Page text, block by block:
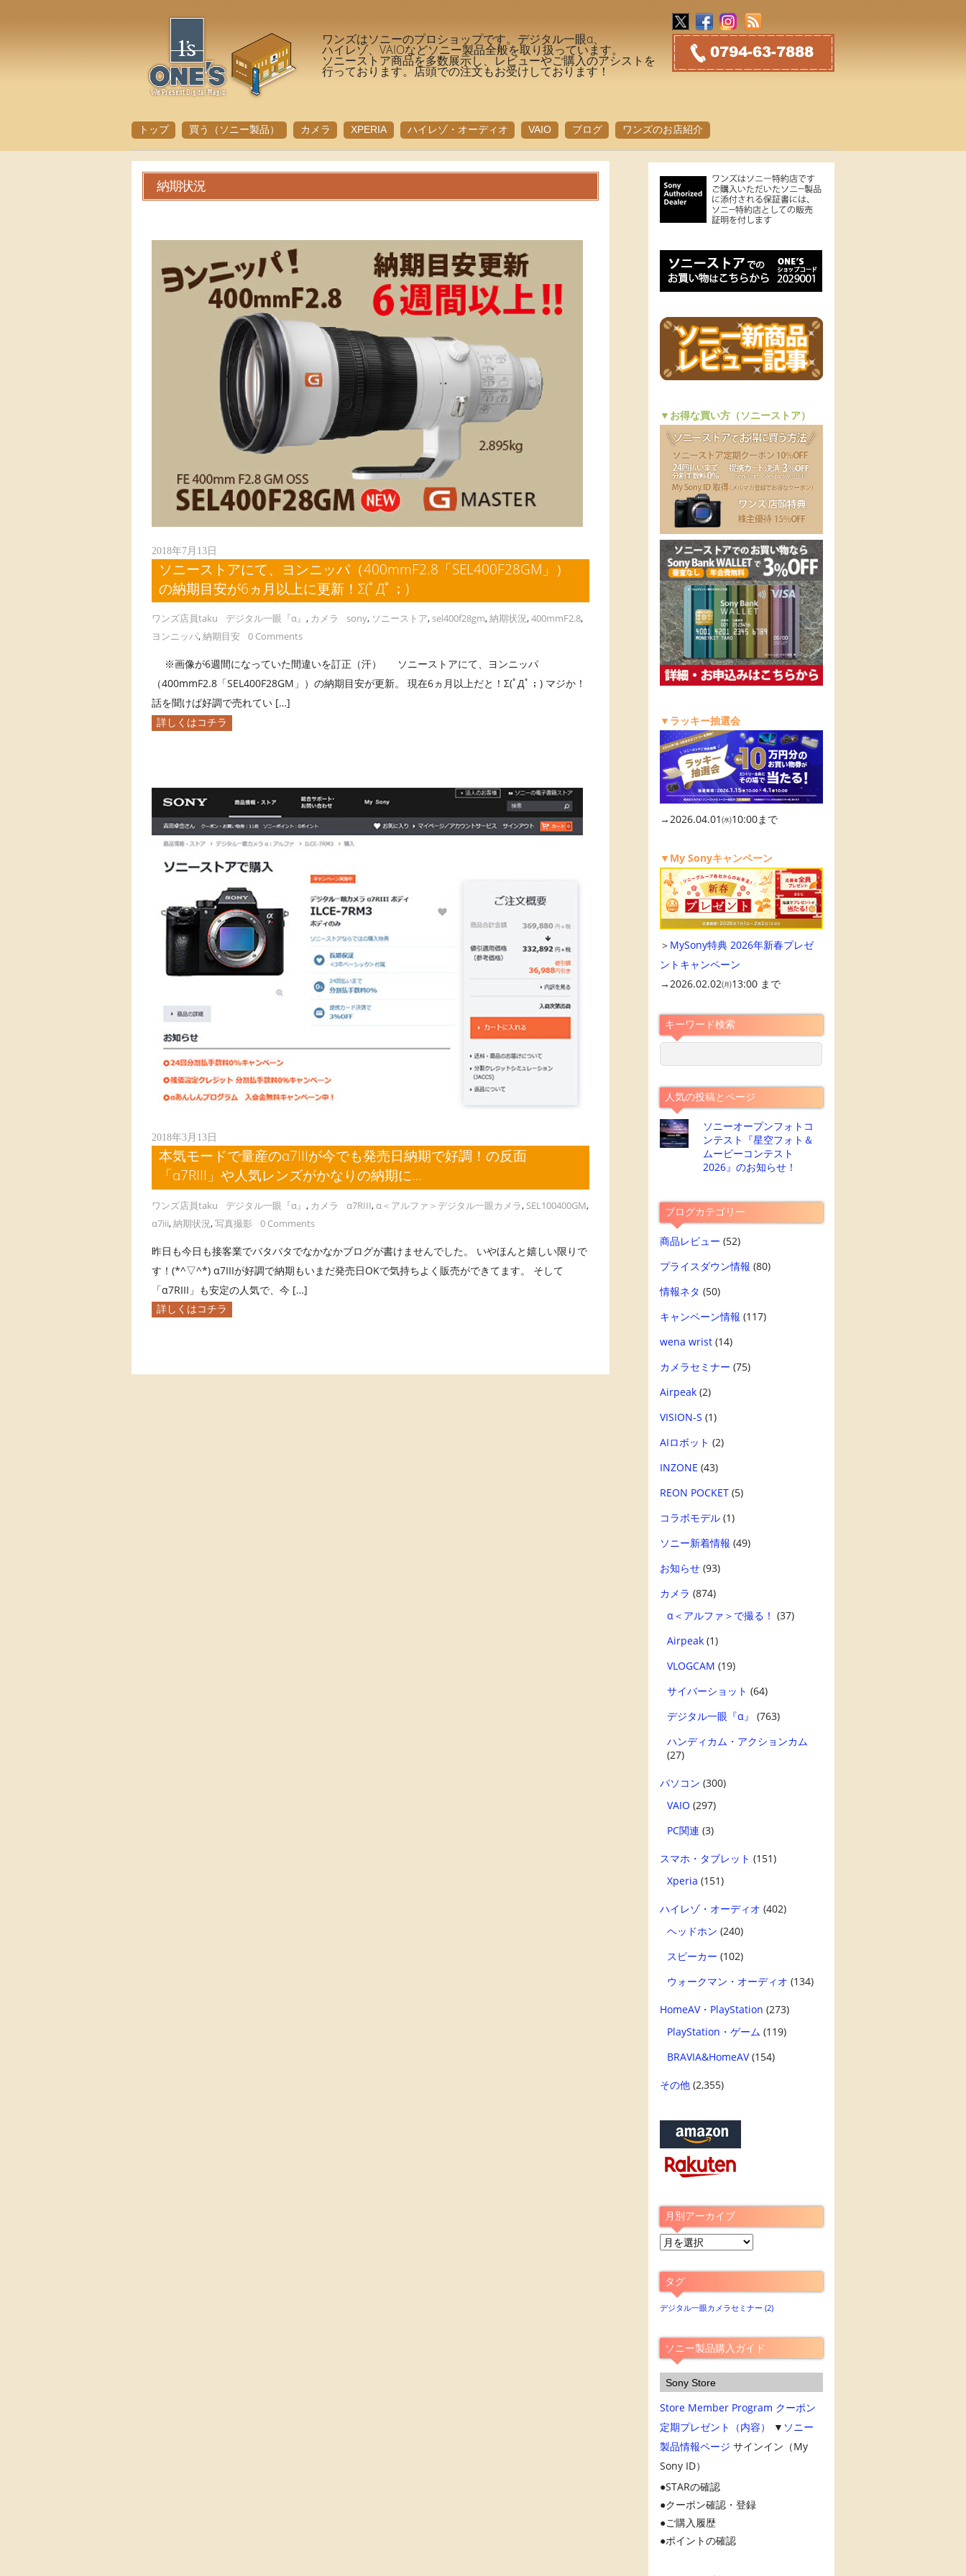
ワンズはソニーのプロショップです。デジタル一眼α、
ハイレゾ、VAIOなどソニー製品全般を取り扱っています。
ソニーストア商品を多数展示し、レビューやご購入のアシストを
行っております。店頭での注文もお受けしております！
トップ 買う（ソニー製品） カメラ XPERIA ハイレゾ・オーディオ VAIO ブログ ワンズのお店紹介
納期状況
2018年7月13日
ソニーストアにて、ヨンニッパ（400mmF2.8「SEL400F28GM」）
の納期目安が6ヵ月以上に更新！Σ(ﾟДﾟ；)
ワンズ店員taku デジタル一眼『α』 , カメラ sony, ソニーストア,sel400f28gm,納期状況,400mmF2.8,
ヨンニッパ,納期目安 0 Comments
※画像が6週間になっていた間違いを訂正（汗） ソニーストアにて、ヨンニッパ
（400mmF2.8「SEL400F28GM」）の納期目安が更新。 現在6ヵ月以上だと！Σ(ﾟДﾟ；) マジか！
話を聞けば好調で売れてい […]
詳しくはコチラ
2018年3月13日
本気モードで量産のα7IIIが今でも発売日納期で好調！の反面
「α7RIII」や人気レンズがかなりの納期に…
ワンズ店員taku デジタル一眼『α』 , カメラ α7RIII,α＜アルファ＞デジタル一眼カメラ, SEL100400GM,
α7iii,納期状況,写真撮影 0 Comments
昨日も今日も接客業でバタバタでなかなかブログが書けませんでした。 いやほんと嬉しい限りで
す！(*^▽^*) α7IIIが好調で納期もいまだ発売日OKで気持ちよく販売ができてます。 そして
「α7RIII」も安定の人気で、今 […]
詳しくはコチラ
▼お得な買い方（ソニーストア）
▼ラッキー抽選会
→2026.04.01㈬10:00まで
▼My Sonyキャンペーン
＞ MySony特典 2026年新春プレゼ
ントキャンペーン
→2026.02.02㈪13:00 まで
キーワード検索
人気の投稿とページ
ソニーオープンフォトコ
ンテスト『星空フォト＆
ムービーコンテスト
2026』のお知らせ！
ブログカテゴリー
商品レビュー (52)
プライスダウン情報 (80)
情報ネタ (50)
キャンペーン情報 (117)
wena wrist(14)
カメラセミナー (75)
Airpeak(2)
VISION-S (1)
AIロボット (2)
INZONE (43)
REON POCKET(5)
コラボモデル(1)
ソニー新着情報 (49)
お知らせ(93)
カメラ (874)
α＜アルファ＞で撮る！ (37)
Airpeak(1)
VLOGCAM (19)
サイバーショット (64)
デジタル一眼『α』
(763)
ハンディカム・アクションカム
(27)
パソコン (300)
VAIO (297)
PC関連 (3)
スマホ・タブレット (151)
Xperia (151)
ハイレゾ・オーディオ (402)
ヘッドホン (240)
スピーカー (102)
ウォークマン・オーディオ (134)
HomeAV・PlayStation (273)
PlayStation・ゲーム (119)
BRAVIA&HomeAV(154)
その他(2,355)
月別アーカイブ
月
ア
ー
カ
ブ
タグ
デジタル一眼カメラセミナー (2)
ソニー製品購入ガイド
Sony Store
Store Member Program クーポン
定期プレゼント（内容）
▼ ソニー
製品情報ページ サインイン（My
Sony ID）
STARの確認
クーポン確認・登録
ご購入履歴
ポイントの確認